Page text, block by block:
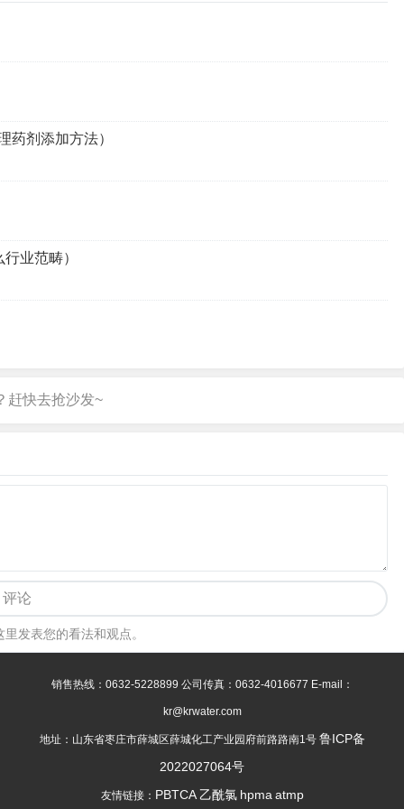
药剂添加方法）
业范畴）
评论
发表您的看法和观点。
销售热线：0632-5228899 公司传真：0632-4016677 E-mail：
kr@krwater.com
地址：山东省枣庄市薛城区薛城化工产业园府前路路南1号 鲁ICP备
2022027064号
友情链接： PBTCA 乙酰氯 hpma atmp